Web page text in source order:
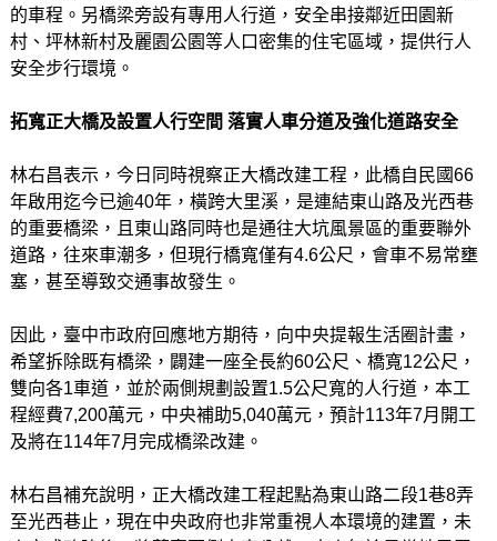
的車程。另橋梁旁設有專用人行道，安全串接鄰近田園新
村、坪林新村及麗園公園等人口密集的住宅區域，提供行人
安全步行環境。
拓寬正大橋及設置人行空間 落實人車分道及強化道路安全
林右昌表示，今日同時視察正大橋改建工程，此橋自民國66
年啟用迄今已逾40年，橫跨大里溪，是連結東山路及光西巷
的重要橋梁，且東山路同時也是通往大坑風景區的重要聯外
道路，往來車潮多，但現行橋寬僅有4.6公尺，會車不易常壅
塞，甚至導致交通事故發生。
因此，臺中市政府回應地方期待，向中央提報生活圈計畫，
希望拆除既有橋梁，闢建一座全長約60公尺、橋寬12公尺，
雙向各1車道，並於兩側規劃設置1.5公尺寬的人行道，本工
程經費7,200萬元，中央補助5,040萬元，預計113年7月開工
及將在114年7月完成橋梁改建。
林右昌補充說明，正大橋改建工程起點為東山路二段1巷8弄
至光西巷止，現在中央政府也非常重視人本環境的建置，未